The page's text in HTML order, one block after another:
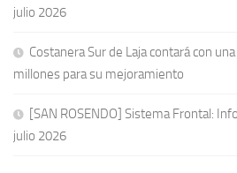
julio 2026
Costanera Sur de Laja contará con
millones para su mejoramiento
[SAN ROSENDO] Sistema Frontal:
julio 2026